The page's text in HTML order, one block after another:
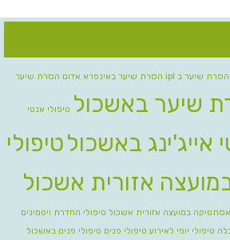
הסרת שיער ב ipl הסרת שיער באינפרא אדום הסרת שיער
שיער באשכול טיפולי אנטי
אייג'ינג באשכולטיפולי
במועצה אזורית אשכול
אסתטיקה במועצה אזורית אשכול טיפולי החדרת ויטמינים
טיפולי יופי לאירוע טיפולי פנים טיפולי פנים באשכול